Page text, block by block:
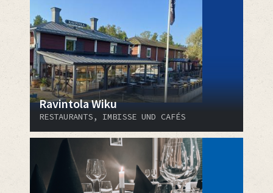
Ravintola Wiku
RESTAURANTS, IMBISSE UND CAFÉS